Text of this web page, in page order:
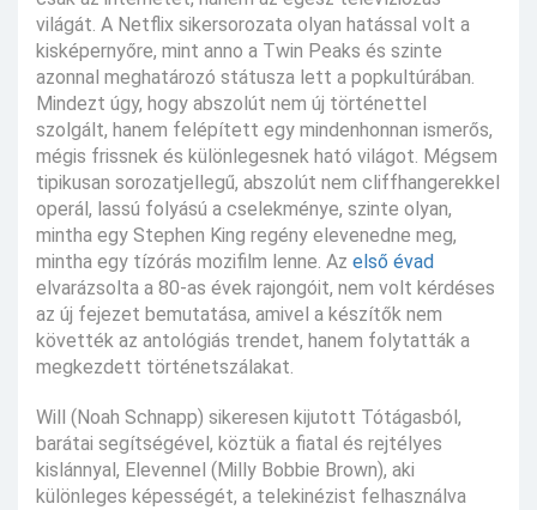
világát. A Netflix sikersorozata olyan hatással volt a
kisképernyőre, mint anno a Twin Peaks és szinte
azonnal meghatározó státusza lett a popkultúrában.
Mindezt úgy, hogy abszolút nem új történettel
szolgált, hanem felépített egy mindenhonnan ismerős,
mégis frissnek és különlegesnek ható világot. Mégsem
tipikusan sorozatjellegű, abszolút nem cliffhangerekkel
operál, lassú folyású a cselekménye, szinte olyan,
mintha egy Stephen King regény elevenedne meg,
mintha egy tízórás mozifilm lenne. Az első évad
elvarázsolta a 80-as évek rajongóit, nem volt kérdéses
az új fejezet bemutatása, amivel a készítők nem
követték az antológiás trendet, hanem folytatták a
megkezdett történetszálakat.
Will (Noah Schnapp) sikeresen kijutott Tótágasból,
barátai segítségével, köztük a fiatal és rejtélyes
kislánnyal, Elevennel (Milly Bobbie Brown), aki
különleges képességét, a telekinézist felhasználva